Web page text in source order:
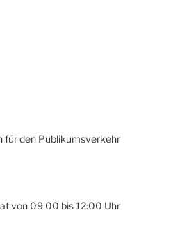
für den Publikumsverkehr
von 09:00 bis 12:00 Uhr